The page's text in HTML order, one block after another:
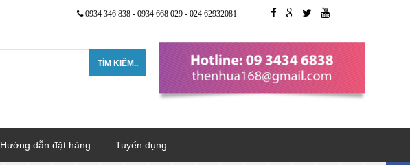
0934 346 838 - 0934 668 029 - 024 62932081
TÌM KIẾM..
Hướng dẫn đặt hàng Tuyển dụng